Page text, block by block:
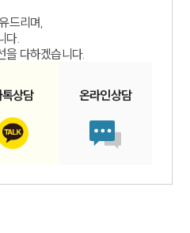
드리며,
다.
을 다하겠습니다.
상담 온라인상담